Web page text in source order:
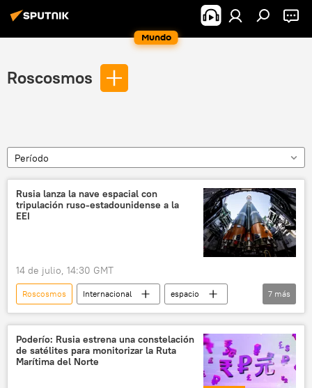
Mundo
Roscosmos
Período
Rusia lanza la nave espacial con
tripulación ruso-estadounidense a la
EEI
14 de julio, 14:30 GMT
Roscosmos Internacional
espacio
NASA
Baikonur
Estación Espacial Internacional (EEI)
🚀 Conquista espacial
nave espacial
7 más
Poderío: Rusia estrena una constelación
de satélites para monitorizar la Ruta
Marítima del Norte